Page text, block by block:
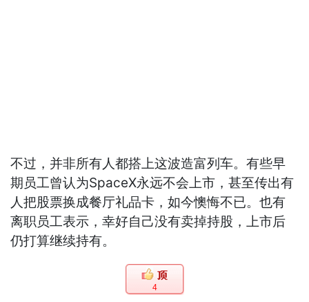
不过，并非所有人都搭上这波造富列车。有些早
期员工曾认为SpaceX永远不会上市，甚至传出有
人把股票换成餐厅礼品卡，如今懊悔不已。也有
离职员工表示，幸好自己没有卖掉持股，上市后
仍打算继续持有。
4